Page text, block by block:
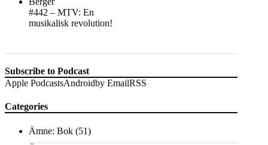
#442 – MTV: En
musikalisk revolution!
Subscribe to Podcast
Apple PodcastsAndroidby EmailRSS
Categories
Ämne: Bok (51)